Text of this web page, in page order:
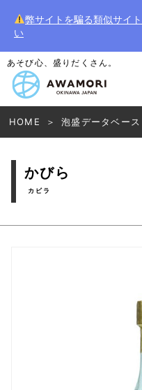
弊サイトを騙る類似サイ
い
あそび心、盛りだくさん。
HOME 泡盛データベース
かびら
カビラ